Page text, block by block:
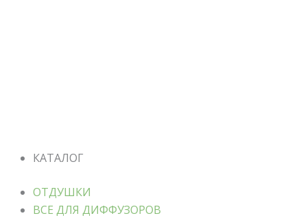
КАТАЛОГ
ОТДУШКИ
ВСЕ ДЛЯ ДИФФУЗОРОВ